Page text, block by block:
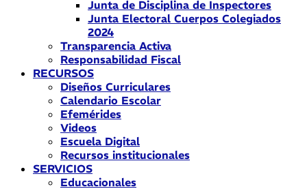
Junta de Disciplina de Inspectores
Junta Electoral Cuerpos Colegiados
2024
Transparencia Activa
Responsabilidad Fiscal
RECURSOS
Diseños Curriculares
Calendario Escolar
Efemérides
Videos
Escuela Digital
Recursos institucionales
SERVICIOS
Educacionales